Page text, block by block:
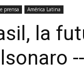
prensa América Latina
la